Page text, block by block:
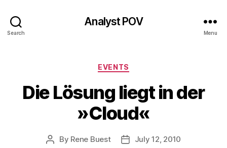
Search
Analyst POV
Menu
Categories
EVENTS
Die Lösung liegt in der
»Cloud«
Post
By Rene Buest
PostJuly 12, 2010